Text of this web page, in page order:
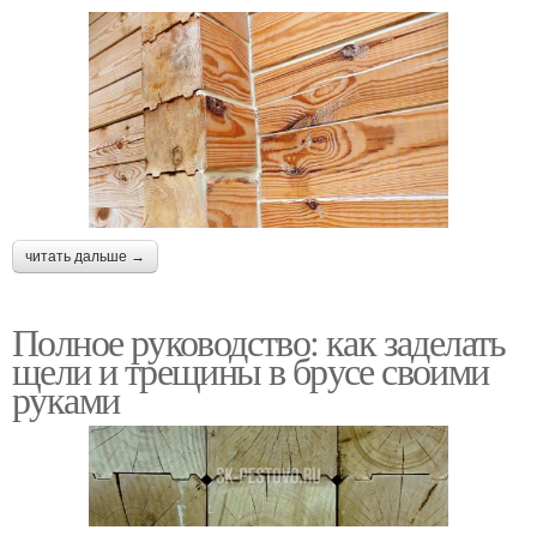
читать дальше →
Полное руководство: как заделать
щели и трещины в брусе своими
руками